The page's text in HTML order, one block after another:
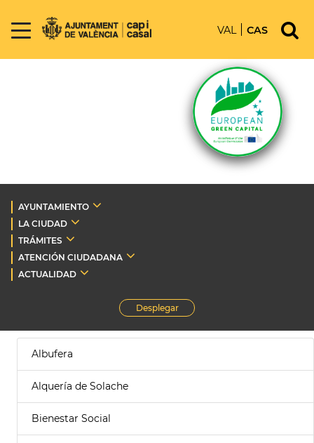
VAL CAS
AYUNTAMIENTO
LA CIUDAD
TRÁMITES
ATENCIÓN CIUDADANA
ACTUALIDAD
Desplegar
Albufera
Alquería de Solache
Bienestar Social